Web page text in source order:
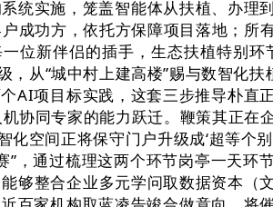
统实施，笼盖智能体从扶植、办理
成功方，依托方保障项目落地；所
位新伴侣的插手，生态扶植特别环
从“城中村上建高楼”赐与数智化
AI项目标实践，这套三步推导朴直
协同专家的能力跃迁。鞭策其正在
空间正将保守门户升级成‘超等个
，通过梳理这两个环节岗亭一天环
够整合企业多元学问取数据资本（